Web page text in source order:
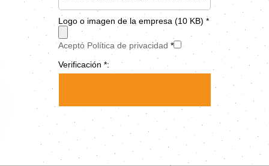
Logo o imagen de la empresa (10 KB) *
Aceptó Política de privacidad *
Verificación *: